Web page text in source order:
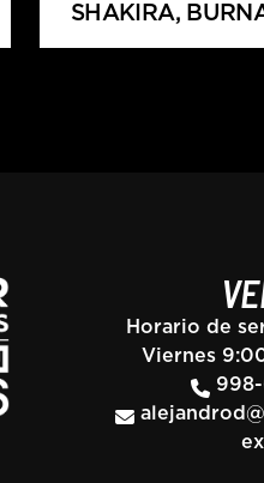
SHAKIRA,
Horario de
Viernes